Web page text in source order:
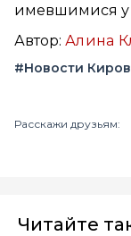
имевшимися у
Автор: Алина
#Новости
Расскажи друзьям:
Читайте